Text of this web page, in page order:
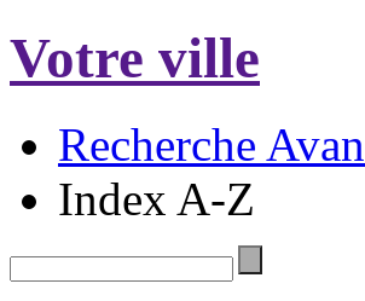
Votre ville
Recherche
Index A-Z